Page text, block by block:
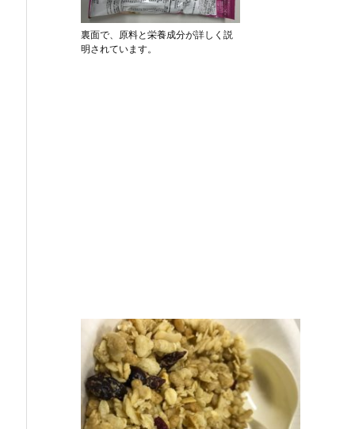
裏面で、原料と栄養成分が詳しく説
明されています。